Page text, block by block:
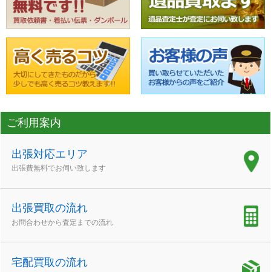
ご利用案内
出張対応エリア
出張費無料でお伺い致します
出張買取の流れ
お問合わせから査定までの流れ
宅配買取の流れ